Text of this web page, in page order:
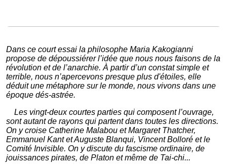
Dans ce court essai la philosophe Maria Kakogianni
propose de dépoussiérer l’idée que nous nous faisons de la
révolution et de l’anarchie. À partir d’un constat simple et
terrible, nous n’apercevons presque plus d'étoiles, elle
déduit une métaphore sur le monde, nous vivons dans une
époque dés-astrée.
Les vingt-deux courtes parties qui composent l’ouvrage,
sont autant de rayons qui partent dans toutes les directions.
On y croise Catherine Malabou et Margaret Thatcher,
Emmanuel Kant et Auguste Blanqui, Vincent Bolloré et le
Comité Invisible. On y discute du fascisme ordinaire, de
jouissances pirates, de Platon et même de Tai-chi...